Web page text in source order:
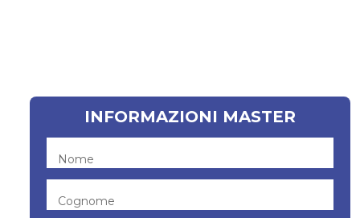
INFORMAZIONI MASTER
Nome
Cognome